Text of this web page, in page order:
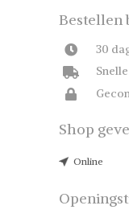
Bestellen
30
Shop
Online